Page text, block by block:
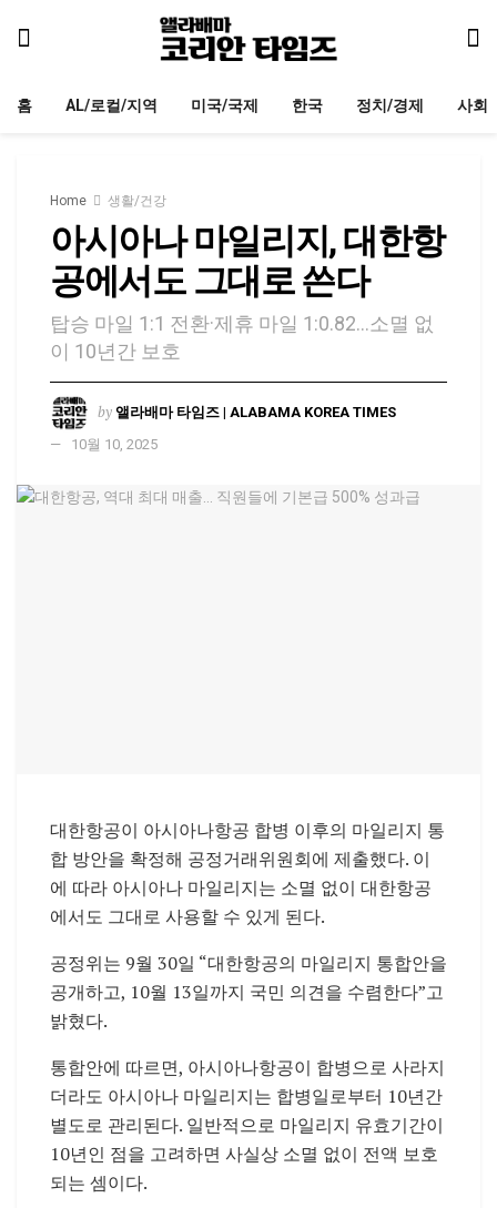
홈 AL/로컬/지역 미국/국제 한국 정치/경제 사회
Home 생활/건강
아시아나 마일리지, 대한항
공에서도 그대로 쓴다
탑승 마일 1:1 전환·제휴 마일 1:0.82…소멸 없
이 10년간 보호
by 앨라배마 타임즈 | ALABAMA KOREA TIMES
10월 10, 2025
대한항공이 아시아나항공 합병 이후의 마일리지 통
합 방안을 확정해 공정거래위원회에 제출했다. 이
에 따라 아시아나 마일리지는 소멸 없이 대한항공
에서도 그대로 사용할 수 있게 된다.
공정위는 9월 30일 “대한항공의 마일리지 통합안을
공개하고, 10월 13일까지 국민 의견을 수렴한다”고
밝혔다.
통합안에 따르면, 아시아나항공이 합병으로 사라지
더라도 아시아나 마일리지는 합병일로부터 10년간
별도로 관리된다. 일반적으로 마일리지 유효기간이
10년인 점을 고려하면 사실상 소멸 없이 전액 보호
되는 셈이다.